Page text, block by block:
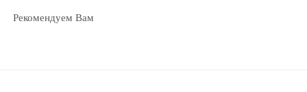
Рекомендуем Вам